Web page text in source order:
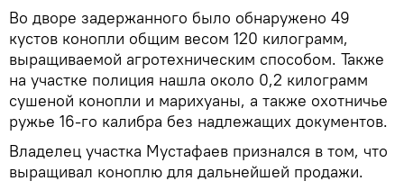
Во дворе задержанного было обнаружено 49
кустов конопли общим весом 120 килограмм,
выращиваемой агротехническим способом. Также
на участке полиция нашла около 0,2 килограмм
сушеной конопли и марихуаны, а также охотничье
ружье 16-го калибра без надлежащих документов.
Владелец участка Мустафаев признался в том, что
выращивал коноплю для дальнейшей продажи.